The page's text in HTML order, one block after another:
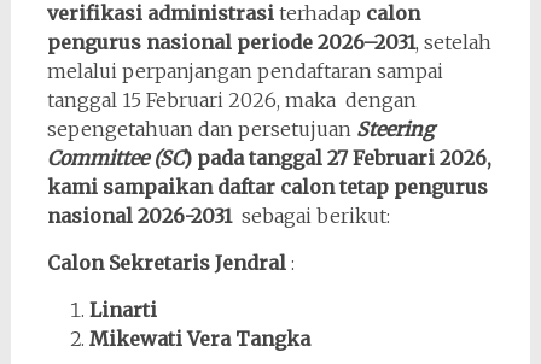
verifikasi administrasiterhadap calon
pengurus nasional periode 2026–2031, setelah
melalui perpanjangan pendaftaran sampai
tanggal 15 Februari 2026, maka dengan
sepengetahuan dan persetujuan Steering
Committee (SC) pada tanggal 27 Februari 2026,
kami sampaikan daftar calon tetap pengurus
nasional 2026-2031sebagai berikut:
Calon Sekretaris Jendral:
Linarti
Mikewati Vera Tangka